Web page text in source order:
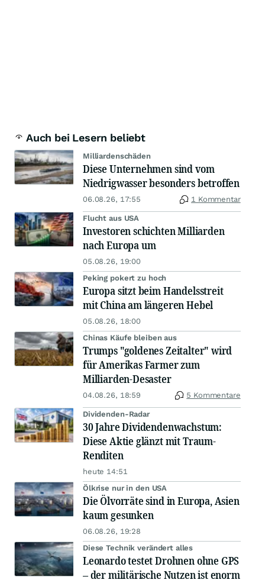
Auch bei Lesern beliebt
Milliardenschäden
Diese Unternehmen sind vom
Niedrigwasser besonders betroffen
06.08.26, 17:55 1 Kommentar
Flucht aus USA
Investoren schichten Milliarden
nach Europa um
05.08.26, 19:00
Peking pokert zu hoch
Europa sitzt beim Handelsstreit
mit China am längeren Hebel
05.08.26, 18:00
Chinas Käufe bleiben aus
Trumps "goldenes Zeitalter" wird
für Amerikas Farmer zum
Milliarden-Desaster
04.08.26, 18:59 5 Kommentare
Dividenden-Radar
30 Jahre Dividendenwachstum:
Diese Aktie glänzt mit Traum-
Renditen
heute 14:51
Ölkrise nur in den USA
Die Ölvorräte sind in Europa, Asien
kaum gesunken
06.08.26, 19:28
Diese Technik verändert alles
Leonardo testet Drohnen ohne GPS
– der militärische Nutzen ist enorm